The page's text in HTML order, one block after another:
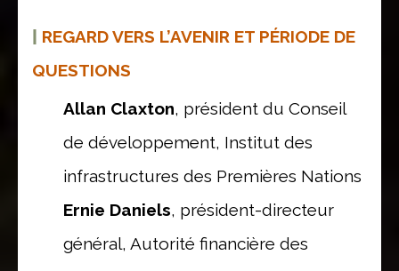
REGARD VERS L’AVENIR ET PÉRIODE DE
QUESTIONS
Allan Claxton, président du Conseil
de développement, Institut des
infrastructures des Premières Nations
Ernie Daniels, président-directeur
général, Autorité financière des